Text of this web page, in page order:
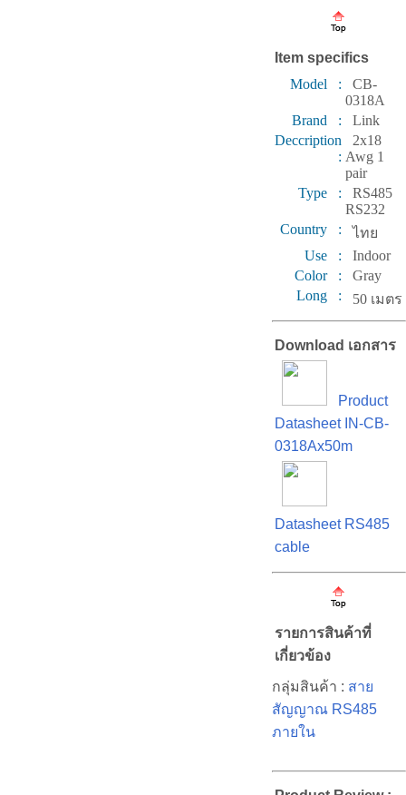
Item specifics
Model :
CB-
0318A
Brand :
Link
Deccription
:
2x18
Awg 1
pair
Type :
RS485
RS232
Country :
ไทย
Use :
Indoor
Color :
Gray
Long :
50 เมตร
Download เอกสาร
Product
Datasheet IN-CB-
0318Ax50m
Datasheet RS485
cable
รายการสินค้าที่
เกี่ยวข้อง
กลุ่มสินค้า : สาย
สัญญาณ RS485
ภายใน